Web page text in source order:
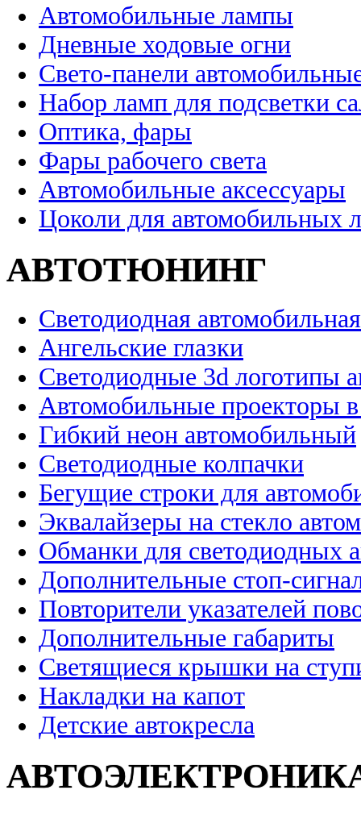
Автомобильные лампы
Дневные ходовые огни
Свето-панели
Набор ламп для подсветки
Оптика, фары
Фары рабочего света
Автомобильные аксессуары
Цоколи для автомобильных
АВТОТЮНИНГ
Светодиодная
Ангельские глазки
Светодиодные 3d логотипы
Автомобильные проекторы
Гибкий неон автомобильный
Светодиодные колпачки
Бегущие строки для
Эквалайзеры на стекло
Обманки для светодиодных
Дополнительные стоп-
Повторители указателей
Дополнительные габариты
Светящиеся крышки на
Накладки на капот
Детские автокресла